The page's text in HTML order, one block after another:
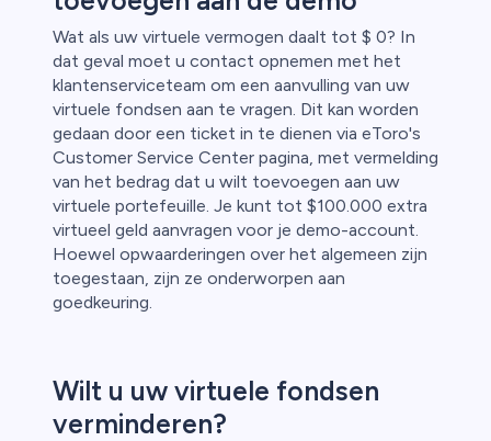
Wat als uw virtuele vermogen daalt tot $ 0? In
dat geval moet u contact opnemen met het
klantenserviceteam om een aanvulling van uw
virtuele fondsen aan te vragen. Dit kan worden
gedaan door een ticket in te dienen via eToro's
Customer Service Center pagina, met vermelding
van het bedrag dat u wilt toevoegen aan uw
virtuele portefeuille. Je kunt tot $100.000 extra
virtueel geld aanvragen voor je demo-account.
Hoewel opwaarderingen over het algemeen zijn
toegestaan, zijn ze onderworpen aan
goedkeuring.
Wilt u uw virtuele fondsen
verminderen?